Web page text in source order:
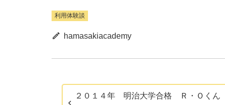
利用体験談
hamasakiacademy
２０１４年 明治大学合格 Ｒ・Ｏくん